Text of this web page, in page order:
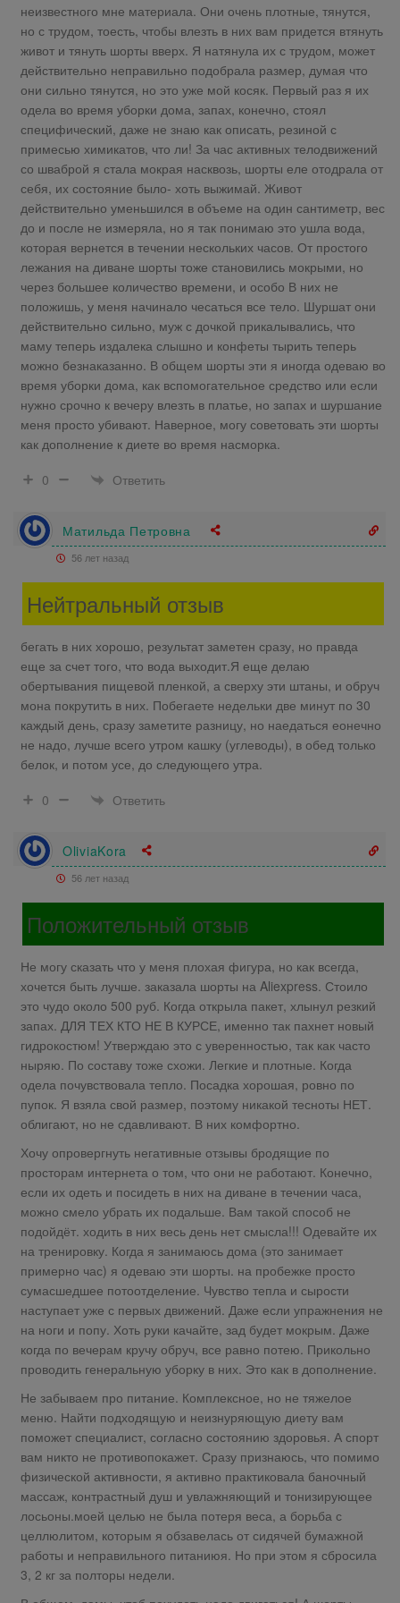
неизвестного мне материала. Они очень плотные, тянутся,
но с трудом, тоесть, чтобы влезть в них вам придется втянуть
живот и тянуть шорты вверх. Я натянула их с трудом, может
действительно неправильно подобрала размер, думая что
они сильно тянутся, но это уже мой косяк. Первый раз я их
одела во время уборки дома, запах, конечно, стоял
специфический, даже не знаю как описать, резиной с
примесью химикатов, что ли! За час активных телодвижений
со шваброй я стала мокрая насквозь, шорты еле отодрала от
себя, их состояние было- хоть выжимай. Живот
действительно уменьшился в объеме на один сантиметр, вес
до и после не измеряла, но я так понимаю это ушла вода,
которая вернется в течении нескольких часов. От простого
лежания на диване шорты тоже становились мокрыми, но
через большее количество времени, и особо В них не
положишь, у меня начинало чесаться все тело. Шуршат они
действительно сильно, муж с дочкой прикалывались, что
маму теперь издалека слышно и конфеты тырить теперь
можно безнаказанно. В общем шорты эти я иногда одеваю во
время уборки дома, как вспомогательное средство или если
нужно срочно к вечеру влезть в платье, но запах и шуршание
меня просто убивают. Наверное, могу советовать эти шорты
как дополнение к диете во время насморка.
0
Ответить
Матильда Петровна
56 лет назад
Нейтральный отзыв
бегать в них хорошо, результат заметен сразу, но правда
еще за счет того, что вода выходит.Я еще делаю
обертывания пищевой пленкой, а сверху эти штаны, и обруч
мона покрутить в них. Побегаете недельки две минут по 30
каждый день, сразу заметите разницу, но наедаться еонечно
не надо, лучше всего утром кашку (углеводы), в обед только
белок, и потом усе, до следующего утра.
0
Ответить
OliviaKora
56 лет назад
Положительный отзыв
Не могу сказать что у меня плохая фигура, но как всегда,
хочется быть лучше. заказала шорты на Aliexpress. Стоило
это чудо около 500 руб. Когда открыла пакет, хлынул резкий
запах. ДЛЯ ТЕХ КТО НЕ В КУРСЕ, именно так пахнет новый
гидрокостюм! Утверждаю это с уверенностью, так как часто
ныряю. По составу тоже схожи. Легкие и плотные. Когда
одела почувствовала тепло. Посадка хорошая, ровно по
пупок. Я взяла свой размер, поэтому никакой тесноты НЕТ.
облигают, но не сдавливают. В них комфортно.
Хочу опровергнуть негативные отзывы бродящие по
просторам интернета о том, что они не работают. Конечно,
если их одеть и посидеть в них на диване в течении часа,
можно смело убрать их подальше. Вам такой способ не
подойдёт. ходить в них весь день нет смысла!!! Одевайте их
на тренировку. Когда я занимаюсь дома (это занимает
примерно час) я одеваю эти шорты. на пробежке просто
сумасшедшее потоотделение. Чувство тепла и сырости
наступает уже с первых движений. Даже если упражнения не
на ноги и попу. Хоть руки качайте, зад будет мокрым. Даже
когда по вечерам кручу обруч, все равно потею. Прикольно
проводить генеральную уборку в них. Это как в дополнение.
Не забываем про питание. Комплексное, но не тяжелое
меню. Найти подходящую и неизнуряющую диету вам
поможет специалист, согласно состоянию здоровья. А спорт
вам никто не противопокажет. Сразу признаюсь, что помимо
физической активности, я активно практиковала баночный
массаж, контрастный душ и увлажняющий и тонизирующее
лосьоны.моей целью не была потеря веса, а борьба с
целлюлитом, которым я обзавелась от сидячей бумажной
работы и неправильного питаниюя. Но при этом я сбросила
3, 2 кг за полторы недели.